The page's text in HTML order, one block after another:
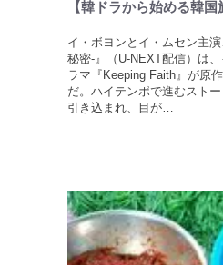
【韓ドラから始める韓国
イ・ボヨンとイ・ムセン主
秘密-』（U-NEXT配信）は
ラマ『Keeping Faith』が原
だ。ハイテンポで進むスト
引き込まれ、目が…